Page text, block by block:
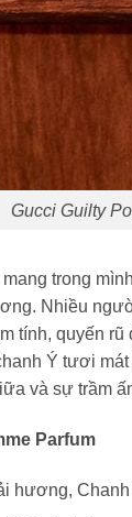
Gucci Guilty
trong
Nhiều
tính, quyến rũ
Ý tươi
và sự trầm
Parfum
hương, Chanh